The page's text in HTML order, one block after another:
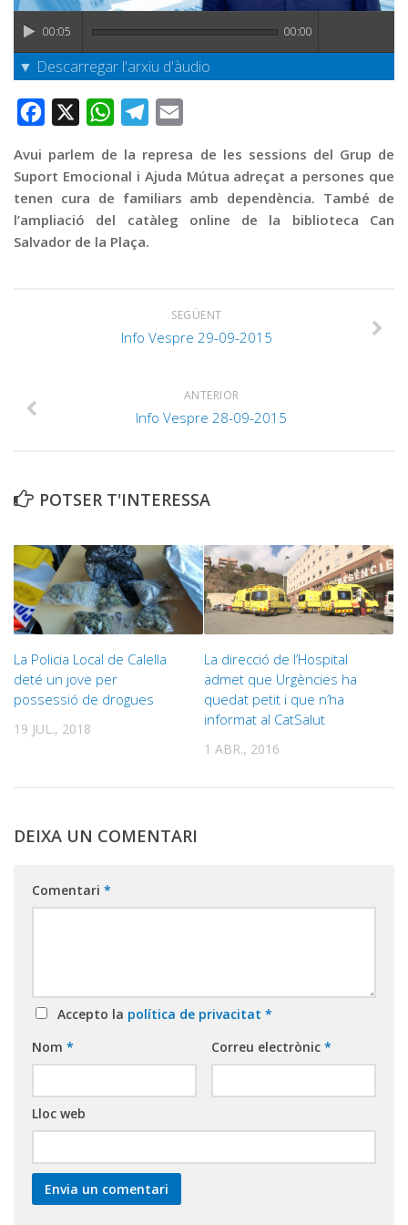
Publicitat
Contacte
00:05 00:00
▼ Descarregar l'arxiu d'àudio
Facebook WhatsAppTelegram
Avui parlem de la represa de les sessions del Grup de
Suport Emocional i Ajuda Mútua adreçat a persones que
tenen cura de familiars amb dependència. També de
l’ampliació del catàleg online de la biblioteca Can
Salvador de la Plaça.
SEGÜENT
Info Vespre 29-09-2015
ANTERIOR
Info Vespre 28-09-2015
POTSER T'INTERESSA
La Policia Local de Calella
deté un jove per
possessió de drogues
19 JUL., 2018
La direcció de l’Hospital
admet que Urgències ha
quedat petit i que n’ha
informat al CatSalut
1 ABR., 2016
DEIXA UN COMENTARI
Comentari *
Accepto la política de privacitat *
Nom * Correu electrònic *
Lloc web